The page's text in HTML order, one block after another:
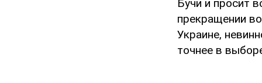
Бучи и просит
прекращении
Украине,
точнее в